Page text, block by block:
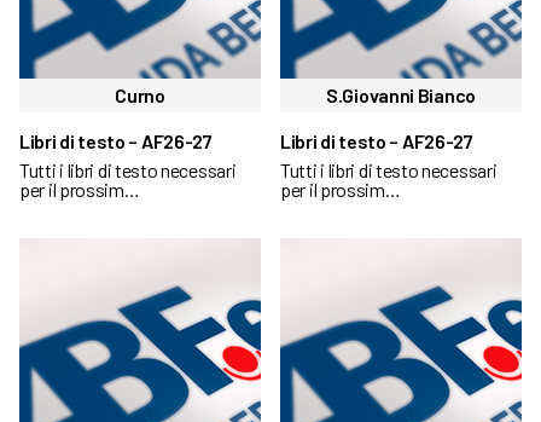
Curno
Libri di testo – AF26-27
Tutti i libri di testo necessari
per il prossim…
S.Giovanni Bianco
Libri di testo – AF26-27
Tutti i libri di testo necessari
per il prossim…